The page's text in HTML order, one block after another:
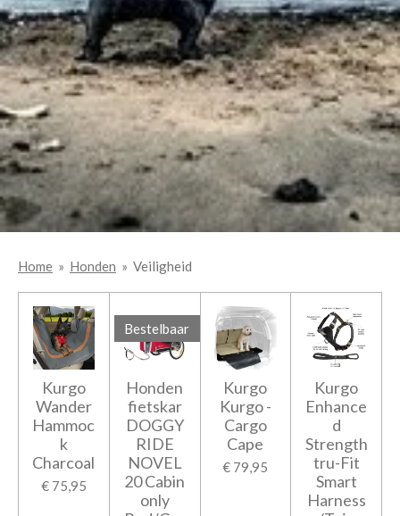
Home » Honden » Veiligheid
Kurgo
Wander
Hammoc
k
Charcoal
€ 75,95
Bestelbaar
Honden
fietskar
DOGGY
RIDE
NOVEL
20 Cabin
only
Kurgo
Kurgo -
Cargo
Cape
€ 79,95
Kurgo
Enhance
d
Strength
tru-Fit
Smart
Harness